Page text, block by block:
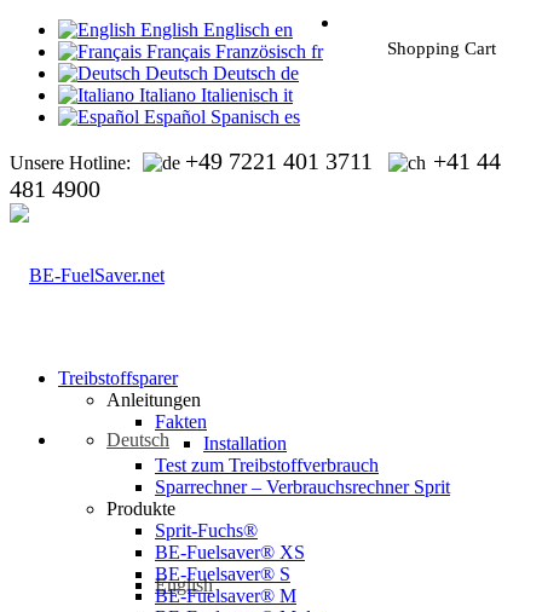
English Englisch en
Français Französisch fr
Deutsch Deutsch de
Italiano Italienisch it
Español Spanisch es
Unsere Hotline: +49 7221 401 3711
+41 44
481 4900
Deutsch
English
Shopping Cart
Treibstoffsparer
Anleitungen
Fakten
Installation
Test zum Treibstoffverbrauch
Sparrechner – Verbrauchsrechner Sprit
Produkte
Sprit-Fuchs®
BE-Fuelsaver® XS
BE-Fuelsaver® S
BE-Fuelsaver® M